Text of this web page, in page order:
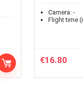
Camera:-
Flight time
€16.80